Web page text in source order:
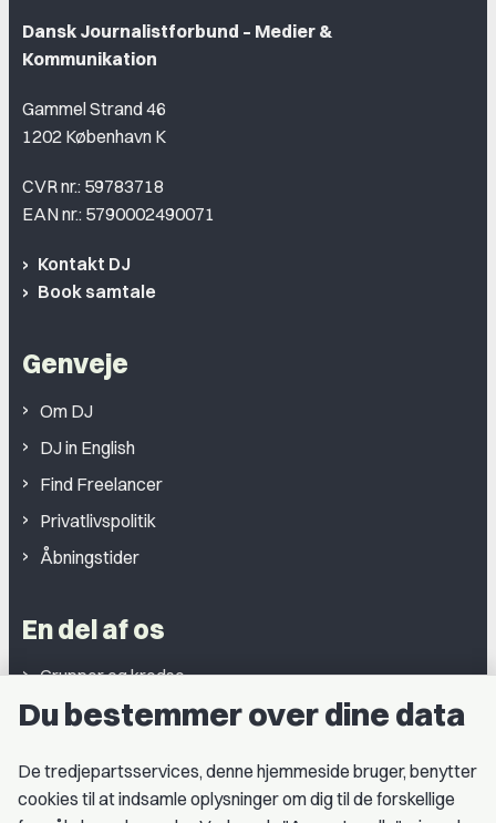
Dansk Journalistforbund – Medier &
Kommunikation
Gammel Strand 46
1202 København K
CVR nr.: 59783718
EAN nr.: 5790002490071
Kontakt DJ
Book samtale
Genveje
Om DJ
DJ in English
Find Freelancer
Privatlivspolitik
Åbningstider
En del af os
Grupper og kredse
Studentergrupper
Du bestemmer over dine data
De tredjepartsservices, denne hjemmeside bruger, benytter
cookies til at indsamle oplysninger om dig til de forskellige